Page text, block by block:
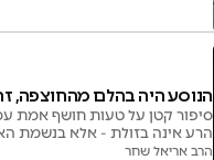
הנוסע היה בהלם מהחוצפה,
סיפור קטן על טעות חושף אמת
הרע אינה בזולת - אלא בנשמת
הרב אריאל שחר